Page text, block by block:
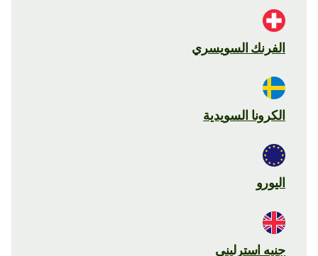
الفرنك السويسري
الكرونا السويدية
اليورو
جنيه استرليني